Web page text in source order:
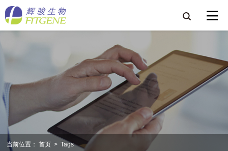
当前位置： 首页 > Tags